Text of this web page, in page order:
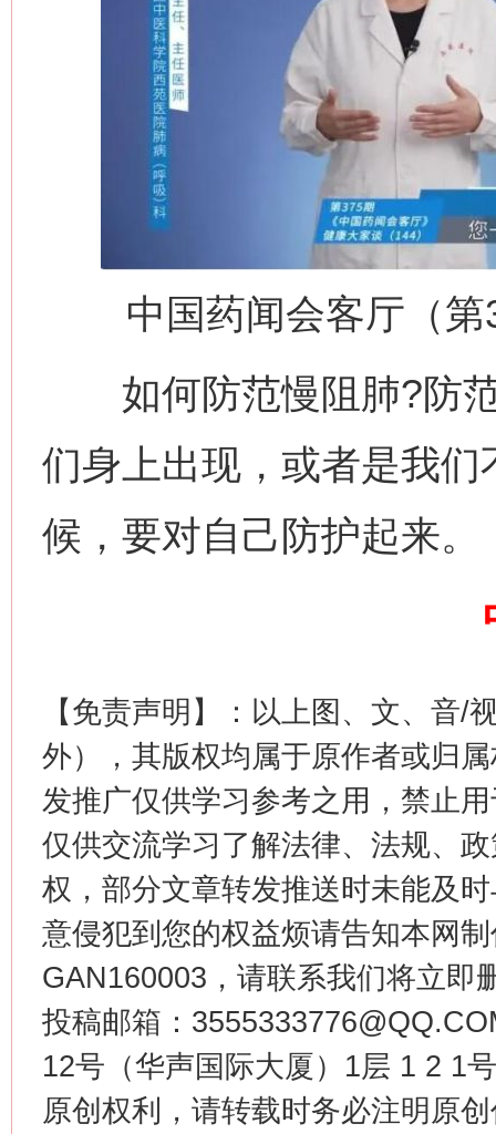
中国药闻会客厅（
如何防范慢阻肺?防范
们身上出现，或者是我
候，要对自己防护起来。
【免责声明】：以上图、文、音/
外），其版权均属于原作者或归
发推广仅供学习参考之用，禁止
仅供交流学习了解法律、法规、
权，部分文章转发推送时未能及
意侵犯到您的权益烦请告知本网
GAN160003，请联系我们将立即
投稿邮箱：
12号（华声国际大厦）1层 1 2 1
原创权利，请转载时务必注明原
在谋一域中谋全局
今
习近平的博鳌关键词
魏明亮
“刷贴”乱象丛生
生
揭批美国五大"原罪" "炒